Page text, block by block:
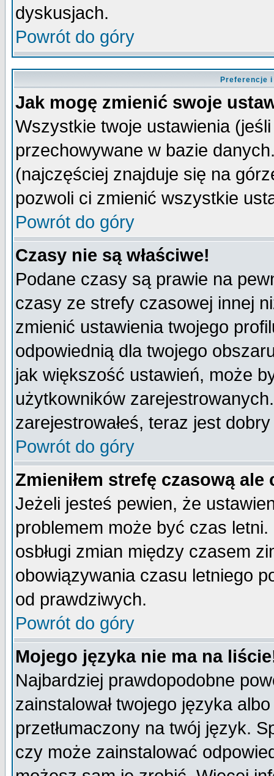
dyskusjach.
Powrót do góry
Preferencje
Jak mogę zmienić swoje
Wszystkie twoje ustawienia
przechowywane w bazie
(najczęściej znajduje się na
pozwoli ci zmienić wszystkie
Powrót do góry
Czasy nie są właściwe!
Podane czasy są prawie na
czasy ze strefy czasowej innej
zmienić ustawienia twojego
odpowiednią dla twojego
jak większość ustawień, może
użytkowników
zarejestrowałeś, teraz jest
Powrót do góry
Zmieniłem strefę czasową
Jeżeli jesteś pewien, że
problemem może być czas
osbługi zmian między czasem
obowiązywania czasu letniego
od prawdziwych.
Powrót do góry
Mojego języka nie ma na
Najbardziej prawdopodobne
zainstalował twojego języka
przetłumaczony na twój język.
czy może zainstalować